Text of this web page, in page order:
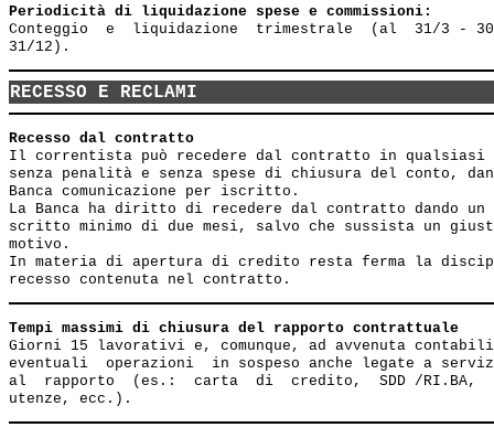
Periodicità di liquidazione spese e commissioni:
Conteggio  e  liquidazione  trimestrale  (al  31/3 -
RECESSO E RECLAMI
Recesso dal contratto
Il correntista può recedere dal contratto in qualsiasi
senza penalità e senza spese di chiusura del conto,
Banca comunicazione per iscritto.
La Banca ha diritto di recedere dal contratto dando un
scritto minimo di due mesi, salvo che sussista un
motivo.
In materia di apertura di credito resta ferma la
Tempi massimi di chiusura del rapporto contrattuale
Giorni 15 lavorativi e, comunque, ad avvenuta
eventuali  operazioni  in sospeso anche legate a
al  rapporto  (es.:  carta  di  credito,  SDD /RI.BA,